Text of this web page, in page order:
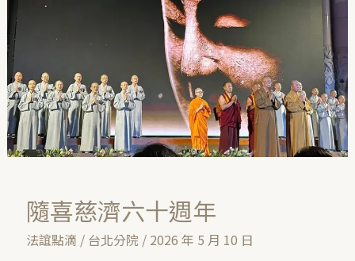
隨喜慈濟六十週年
法誼點滴 / 台北分院 / 2026 年 5 月 10 日
十
週
年